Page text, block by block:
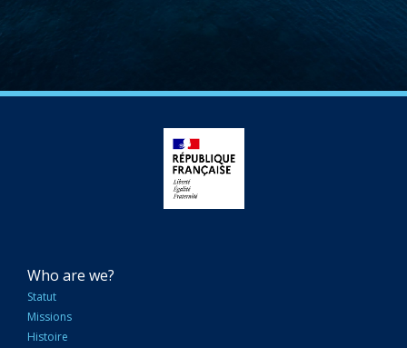
NAVIGATION
PRINCIPALE
Who are we?
Statut
Missions
Histoire